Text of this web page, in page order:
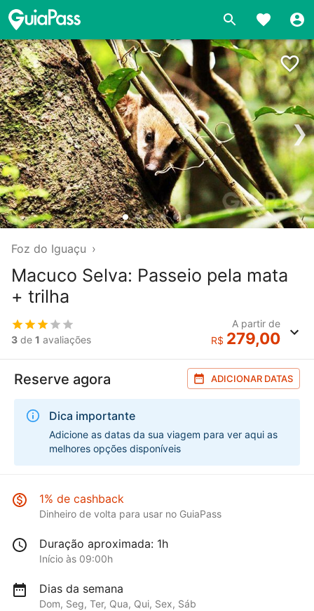
❯
Foz do Iguaçu ›
Macuco Selva: Passeio pela mata
+ trilha
3 de 1 avaliações
A partir de
R$ 279,00
Reserve agora ADICIONAR DATAS
Dica importante
Adicione as datas da sua viagem para ver aqui as
melhores opções disponíveis
1% de cashback
Dinheiro de volta para usar no GuiaPass
Duração aproximada: 1h
Início às 09:00h
Dias da semana
Dom, Seg, Ter, Qua, Qui, Sex, Sáb